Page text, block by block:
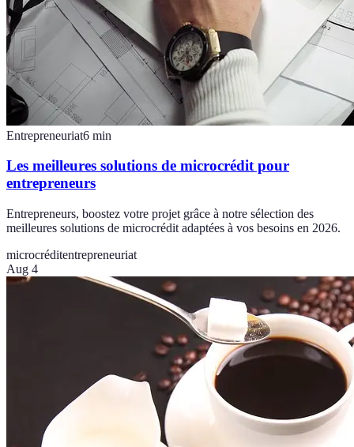
Entrepreneuriat6 min
Les meilleures solutions de microcrédit pour
entrepreneurs
Entrepreneurs, boostez votre projet grâce à notre sélection des
meilleures solutions de microcrédit adaptées à vos besoins en 2026.
microcréditentrepreneuriat
Aug 4